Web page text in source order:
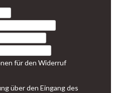
für den Widerruf
über den Eingang des